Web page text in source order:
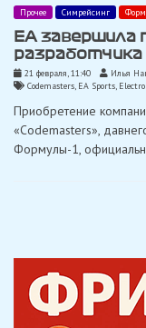
Прочее Симрейсинг
EA завершила
разработчика
21 февраля, 11:40
Илья
Codemasters, EA Sports,
Приобретение
«Codemasters»,
Формулы-1,
записям